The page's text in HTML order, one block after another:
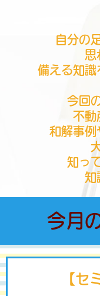
自分の
思
備える知識
今回
不動
和解事例
知っ
知
今月
【セ